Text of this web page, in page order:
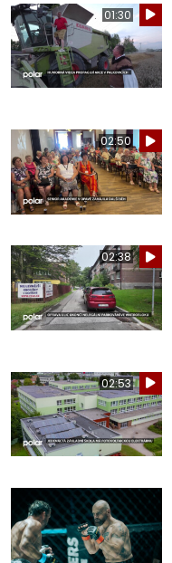
01:30
02:50
02:38
02:53